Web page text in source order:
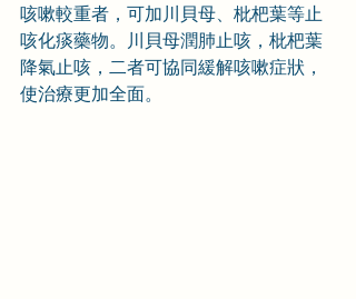
咳嗽較重者，可加川貝母、枇杷葉等止
咳化痰藥物。川貝母潤肺止咳，枇杷葉
降氣止咳，二者可協同緩解咳嗽症狀，
使治療更加全面。